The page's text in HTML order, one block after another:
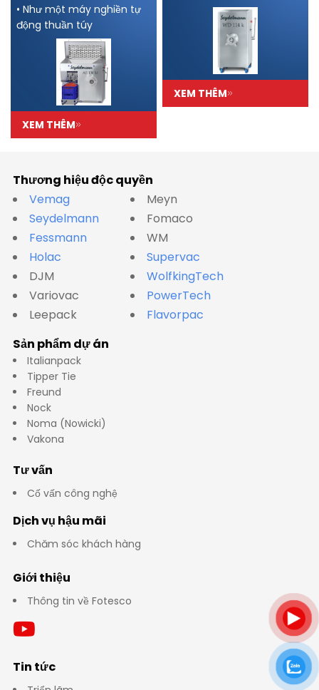
XEM THÊM
• Như một máy nghiền tự
động thuần túy
XEM THÊM
Thương hiệu độc quyền
Vemag
Seydelmann
Fessmann
Holac
DJM
Variovac
Leepack
Meyn
Fomaco
WM
Supervac
WolfkingTech
PowerTech
Flavorpac
Sản phẩm dự án
Italianpack
Tipper Tie
Freund
Nock
Noma (Nowicki)
Vakona
Tư vấn
Cố vấn công nghệ
Dịch vụ hậu mãi
Chăm sóc khách hàng
Giới thiệu
Thông tin về Fotesco
Tin tức